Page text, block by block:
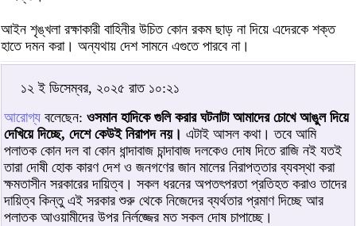
আইন শৃঙ্খলা রক্ষাকারী বাহিনীর উচিত কোন রকম ছাড় না দিয়ে এদেরকে শক্ত
হাতে দমন করা। অন্যথায় দেশ সামনে এগুতে পারবে না।
১২ ই ডিসেম্বর, ২০২৫ রাত ১০:২১
আরোগ্য বলেছেন: ওসমান হাদিকে গুলি করার ঘটনাটা আমাদের চোখে আঙুল দিয়ে
দেখিয়ে দিচ্ছে, দেশে কেউই নিরাপদ নয়। এটাই আসল কথা। তবে আমি
পলাতক কোন দল বা কোন ধান্দাবাজ চান্দাবাজ দলকেও দোষ দিতে রাজি নই যতই
তারা দোষী হোক কারণ দেশ ও জনগণের জান মালের নিরাপত্তার ব্যবস্থা করা
ক্ষমতাসীন সরকারের দায়িত্ব। সকল ধরনের অপতৎপরতা প্রতিহত করাও তাদের
দায়িত্ব কিন্তু এই সরকার শুরু থেকে নিজেদের ব্যর্থতার প্রমাণ দিচ্ছে আর
পলাতক আওয়ামীদের উপর নির্লজ্জের মত সকল দোষ চাপাচ্ছে।